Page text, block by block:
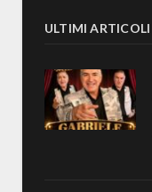
ULTIMI ARTICOLI